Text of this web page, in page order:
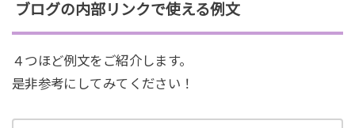
ブログの内部リンクで使える例文
４つほど例文をご紹介します。
是非参考にしてみてください！